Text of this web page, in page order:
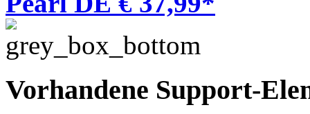
Vorhandene Support-